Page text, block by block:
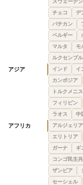
スウェーデン
チェコ
デ
バチカン
ベルギー
マルタ
モ
ルクセンブ
アジア インド イ
カンボジア
トルクメニ
フィリピン
ラオス
中
アフリカ アルジェリア
エリトリア
ガーナ
ギ
コンゴ民主
ザンビア
セーシェル